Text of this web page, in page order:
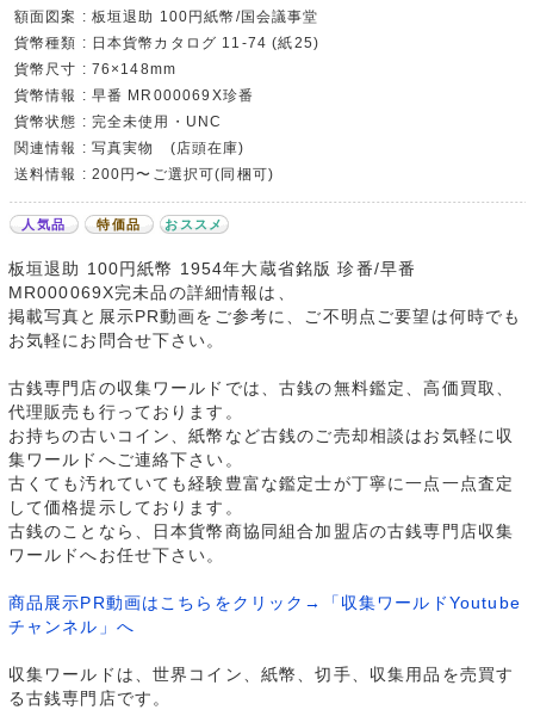
額面図案 : 板垣退助 100円紙幣/国会議事堂
貨幣種類 : 日本貨幣カタログ 11-74 (紙25)
貨幣尺寸 : 76×148mm
貨幣情報 : 早番 MR000069X珍番
貨幣状態 : 完全未使用・UNC
関連情報 : 写真実物 (店頭在庫)
送料情報 : 200円〜ご選択可(同梱可)
人気品 特価品 おススメ
板垣退助 100円紙幣 1954年大蔵省銘版 珍番/早番
MR000069X完未品の詳細情報は、
掲載写真と展示PR動画をご参考に、ご不明点ご要望は何時でも
お気軽にお問合せ下さい。
古銭専門店の収集ワールドでは、古銭の無料鑑定、高価買取、
代理販売も行っております。
お持ちの古いコイン、紙幣など古銭のご売却相談はお気軽に収
集ワールドへご連絡下さい。
古くても汚れていても経験豊富な鑑定士が丁寧に一点一点査定
して価格提示しております。
古銭のことなら、日本貨幣商協同組合加盟店の古銭専門店収集
ワールドへお任せ下さい。
商品展示PR動画はこちらをクリック→「収集ワールドYoutube
チャンネル」へ
収集ワールドは、世界コイン、紙幣、切手、収集用品を売買す
る古銭専門店です。